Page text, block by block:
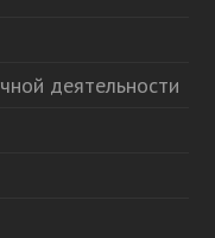
деятельности